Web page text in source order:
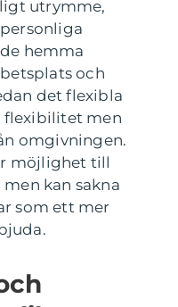
utrymme,
hemma
och
det flexibla
flexibilitet men
omgivningen.
möjlighet till
kan sakna
som ett mer